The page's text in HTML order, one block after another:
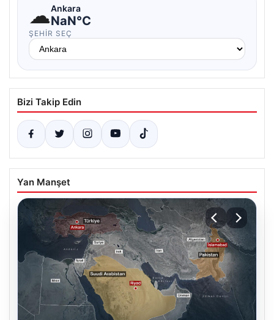
☁Ankara
NaN°C
ŞEHIR SEÇ
Bizi Takip Edin
Yan Manşet